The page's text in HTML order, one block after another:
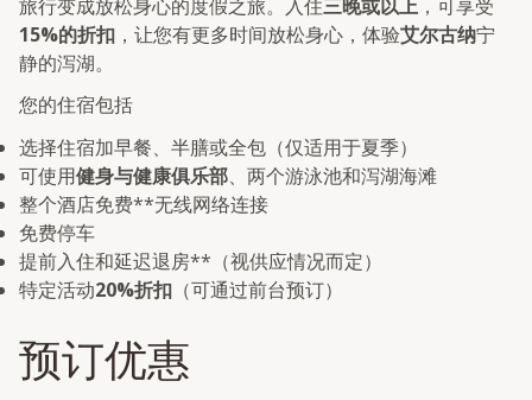
旅行变成放松身心的度假之旅。入住三晚或以上 ，可享受
15%的折扣 ，让您有更多时间放松身心，体验艾尔古纳宁
静的泻湖。
您的住宿包括
选择住宿加早餐、半膳或全包（仅适用于夏季）
可使用健身与健康俱乐部、两个游泳池和泻湖海滩
整个酒店免费**无线网络连接
免费停车
提前入住和延迟退房**（视供应情况而定）
特定活动20%折扣 （可通过前台预订）
预订优惠